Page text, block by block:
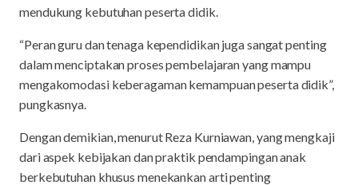
mendukung kebutuhan peserta didik.
“Peran guru dan tenaga kependidikan juga sangat penting
dalam menciptakan proses pembelajaran yang mampu
mengakomodasi keberagaman kemampuan peserta didik”,
pungkasnya.
Dengan demikian, menurut Reza Kurniawan, yang mengkaji
dari aspek kebijakan dan praktik pendampingan anak
berkebutuhan khusus menekankan arti penting